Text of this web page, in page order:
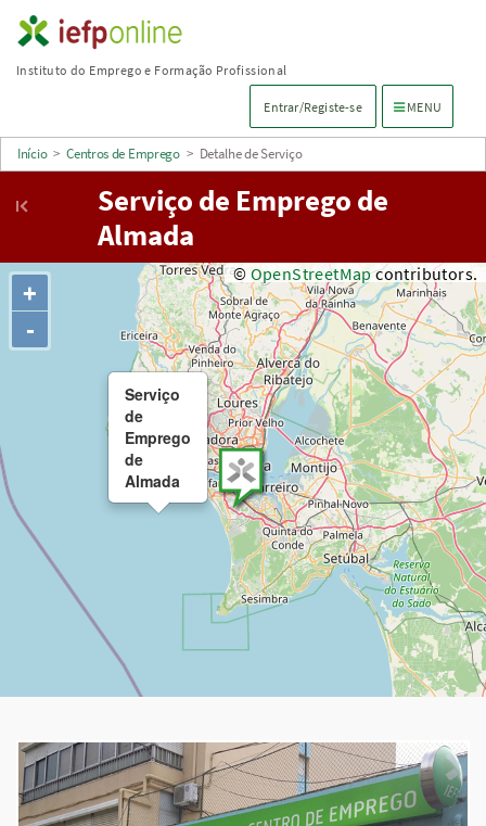
Saltar
para
principal
Instituto do Emprego e Formação Profissional
Entrar/Registe-se Menu de
MENU
Início > Centros de Emprego > Detalhe de Serviço
Serviço de Emprego de
Almada
Serviço
de
Emprego
de
Almada
+
-
© OpenStreetMapcontributors.